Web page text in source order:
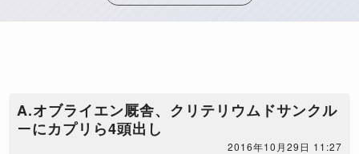
A.オブライエン厩舎、クリテリウムドサンクル
ーにカプリら4頭出し
2016年10月29日 11:27